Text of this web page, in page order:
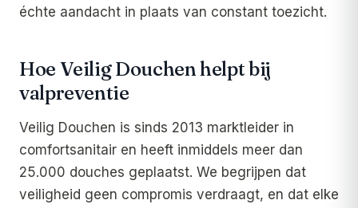
échte aandacht in plaats van constant toezicht.
Hoe Veilig Douchen helpt bij
valpreventie
Veilig Douchen is sinds 2013 marktleider in
comfortsanitair en heeft inmiddels meer dan
25.000 douches geplaatst. We begrijpen dat
veiligheid geen compromis verdraagt, en dat elke